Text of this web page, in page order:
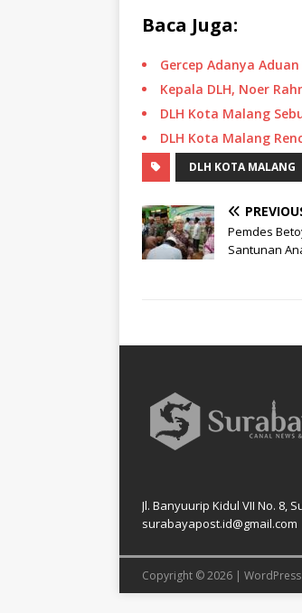
Baca Juga:
Gercep Adanya
Kepala DLH, Noer
DLH Kota Malang
DLH Kota Malang
DLH KOTA MALANG
Pemdes
Santunan
Jl. Banyuurip Kidul VII No. 8,
surabayapost.id@gmail.com
Copyright © 2026 |